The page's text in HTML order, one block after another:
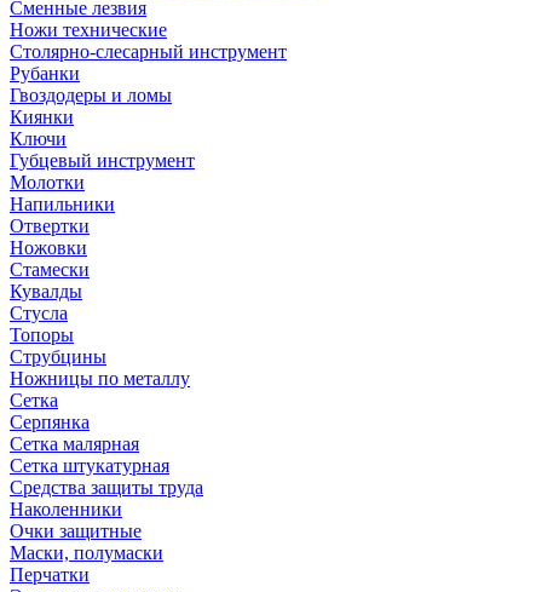
Сменные лезвия
Ножи технические
Столярно-слесарный инструмент
Рубанки
Гвоздодеры и ломы
Киянки
Ключи
Губцевый инструмент
Молотки
Напильники
Отвертки
Ножовки
Стамески
Кувалды
Стусла
Топоры
Струбцины
Ножницы по металлу
Сетка
Серпянка
Сетка малярная
Сетка штукатурная
Средства защиты труда
Наколенники
Очки защитные
Маски, полумаски
Перчатки